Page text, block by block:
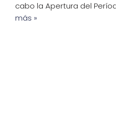
cabo la Apertura del
más »